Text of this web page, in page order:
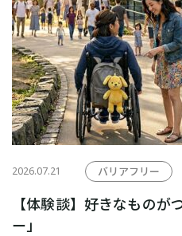
2026.07.21 バリアフリー
【体験談】好きなものが
ー」